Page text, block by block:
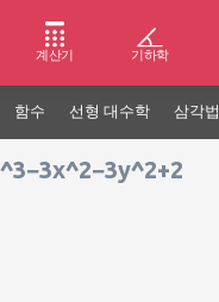
계산기 기하학
함수 선형 대수학 삼각법